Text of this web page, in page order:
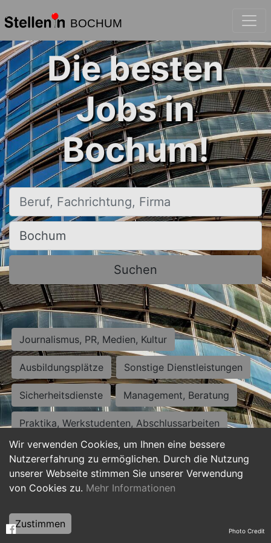
BOCHUM
Wir verwenden Cookies, um Ihnen eine bessere
Nutzererfahrung zu ermöglichen. Durch die Nutzung
unserer Webseite stimmen Sie unserer Verwendung
von Cookies zu. Mehr Informationen
Zustimmen
Die besten
Jobs in
Bochum!
Beruf, Fachrichtung, Firma
Ort, Stadt
Suchen
Journalismus, PR, Medien, Kultur
Ausbildungsplätze Sonstige Dienstleistungen
Sicherheitsdienste Management, Beratung
Praktika, Werkstudenten, Abschlussarbeiten
Personalwesen Assistenz, Sekretariat
Hilfskräfte, Aushilfs- und Nebenjobs
Weiterbildung, Studium, duale Ausbildung Photo Credit